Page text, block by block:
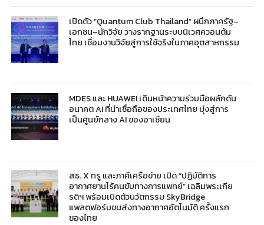
เปิดตัว “Quantum Club Thailand” ผนึกภาครัฐ–
เอกชน–นักวิจัย วางรากฐานระบบนิเวศควอนตัม
ไทย เชื่อมงานวิจัยสู่การใช้จริงในภาคอุตสาหกรรม
MDES และ HUAWEI เดินหน้าความร่วมมือผลักดัน
อนาคต AI ที่น่าเชื่อถือของประเทศไทย มุ่งสู่การ
เป็นศูนย์กลาง AI ของอาเซียน
สธ. X ทรู และภาคีเครือข่าย เปิด “ปฏิบัติการ
อากาศยานไร้คนขับทางการแพทย์” เฉลิมพระเกีย
รติฯ พร้อมเปิดตัวนวัตกรรม SkyBridge
แพลตฟอร์มขนส่งทางอากาศอัตโนมัติ ครั้งแรก
ของไทย